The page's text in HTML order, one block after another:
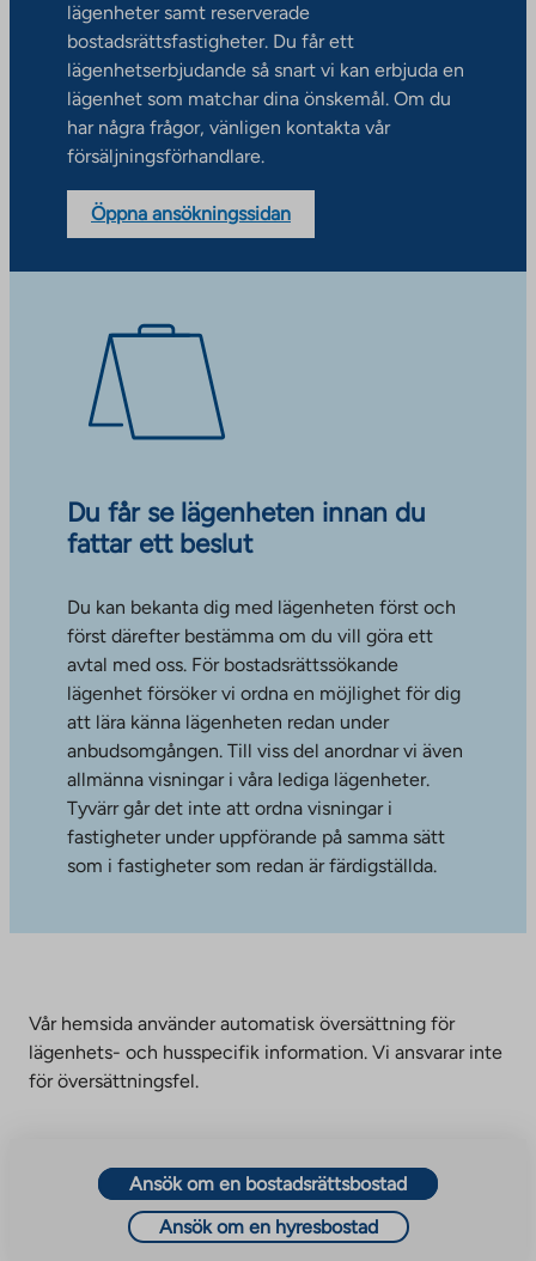
lägenheter samt reserverade
bostadsrättsfastigheter. Du får ett
lägenhetserbjudande så snart vi kan erbjuda en
lägenhet som matchar dina önskemål. Om du
har några frågor, vänligen kontakta vår
försäljningsförhandlare.
Öppna ansökningssidan
Du får se lägenheten innan du
fattar ett beslut
Du kan bekanta dig med lägenheten först och
först därefter bestämma om du vill göra ett
avtal med oss. För bostadsrättssökande
lägenhet försöker vi ordna en möjlighet för dig
att lära känna lägenheten redan under
anbudsomgången. Till viss del anordnar vi även
allmänna visningar i våra lediga lägenheter.
Tyvärr går det inte att ordna visningar i
fastigheter under uppförande på samma sätt
som i fastigheter som redan är färdigställda.
Vår hemsida använder automatisk översättning för
lägenhets- och husspecifik information. Vi ansvarar inte
för översättningsfel.
Ansök om en bostadsrättsbostad
Ansök om en hyresbostad